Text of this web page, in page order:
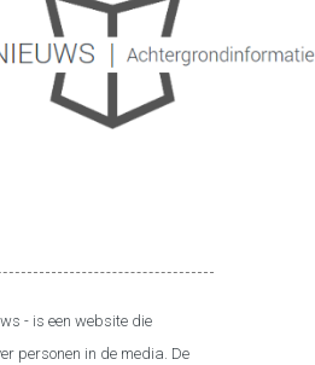
- is een website die
personen in de media. De